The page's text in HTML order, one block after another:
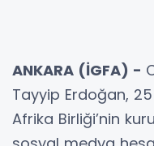
ANKARA (İGFA) -
Tayyip Erdoğan,
Afrika Birliği’nin